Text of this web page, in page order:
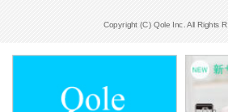
Copyright (C) Qole Inc. All Rights